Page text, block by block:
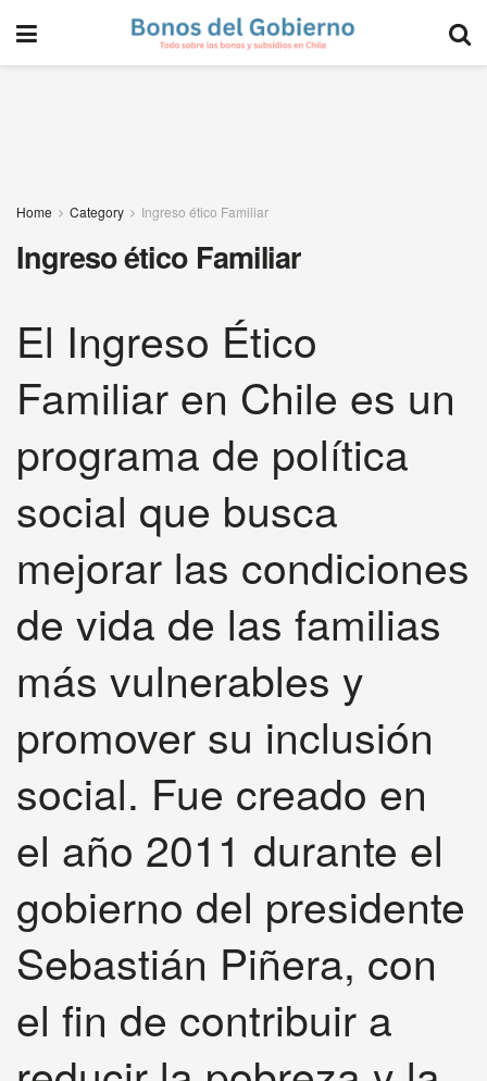
Home Category Ingreso ético Familiar
Ingreso ético Familiar
El Ingreso Ético
Familiar en Chile es un
programa de política
social que busca
mejorar las condiciones
de vida de las familias
más vulnerables y
promover su inclusión
social. Fue creado en
el año 2011 durante el
gobierno del presidente
Sebastián Piñera, con
el fin de contribuir a